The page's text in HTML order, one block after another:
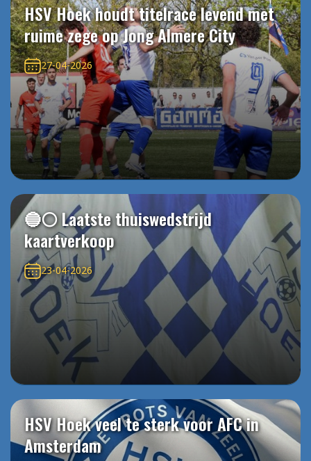
HSV Hoek houdt titelrace levend met
ruime zege op Jong Almere City
27-04-2026
🔵⚪️ Laatste thuiswedstrijd
kaartverkoop
23-04-2026
HSV Hoek veel te sterk voor AFC in
Amsterdam